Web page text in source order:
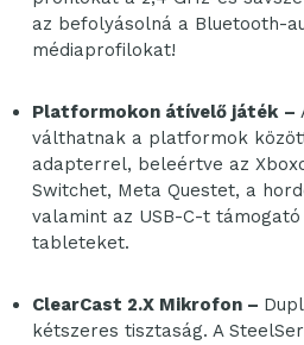
az befolyásolná a Bluetooth-
médiaprofilokat!
Platformokon átívelő játék –
válthatnak a platformok
adapterrel, beleértve az
Switchet, Meta Questet, a
valamint az USB-C-t
tableteket.
ClearCast 2.X Mikrofon –
kétszeres tisztaság. A